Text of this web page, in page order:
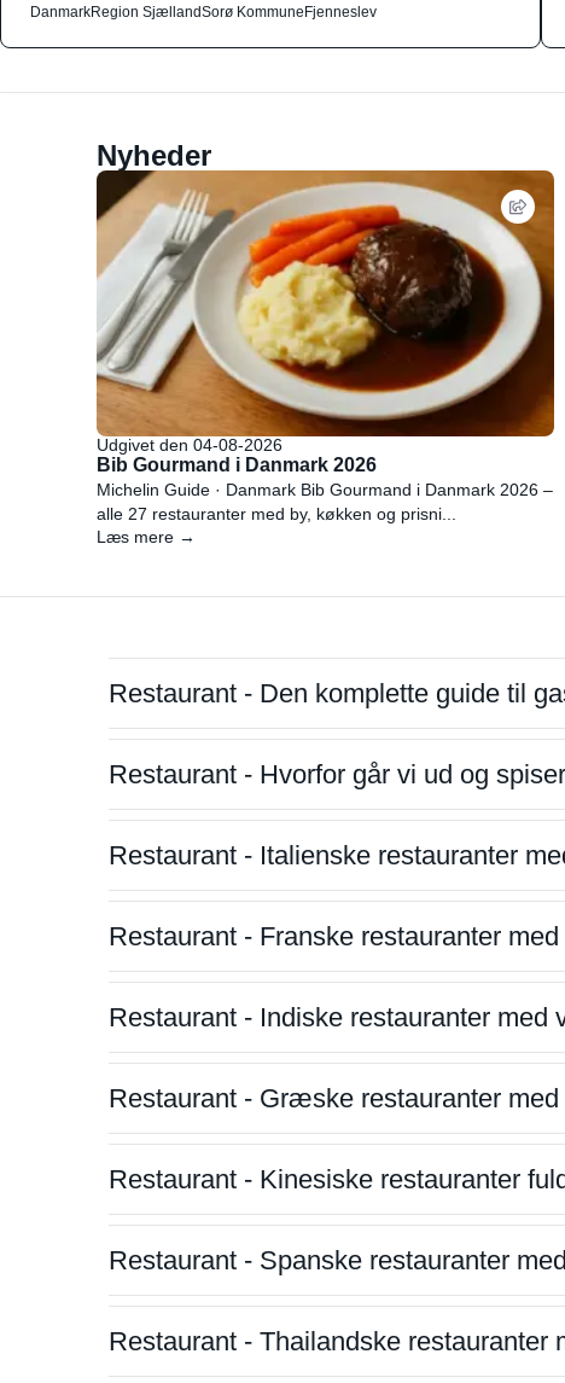
DanmarkRegion SjællandSorø KommuneFjenneslev
Nyheder
Udgivet den 04-08-2026
Bib Gourmand i Danmark 2026
Michelin Guide · Danmark Bib Gourmand i Danmark 2026 –
alle 27 restauranter med by, køkken og prisni...
Læs mere →
Restaurant - Den komplette guide til
Restaurant - Hvorfor går vi ud og
Restaurant - Italienske restauranter
Restaurant - Franske restauranter
Restaurant - Indiske restauranter med
Restaurant - Græske restauranter
Restaurant - Kinesiske restauranter
Restaurant - Spanske restauranter
Restaurant - Thailandske restauranter